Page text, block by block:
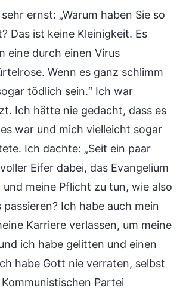
ernst: „Warum haben Sie so
Das ist keine Kleinigkeit. Es
eine durch einen Virus
Wenn es ganz schlimm
tödlich sein.“ Ich war
Ich hätte nie gedacht, dass es
war und mich vielleicht sogar
Ich dachte: „Seit ein paar
Eifer dabei, das Evangelium
meine Pflicht zu tun, wie also
Ich habe auch mein
Karriere verlassen, um meine
ich habe gelitten und einen
habe Gott nie verraten, selbst
Partei